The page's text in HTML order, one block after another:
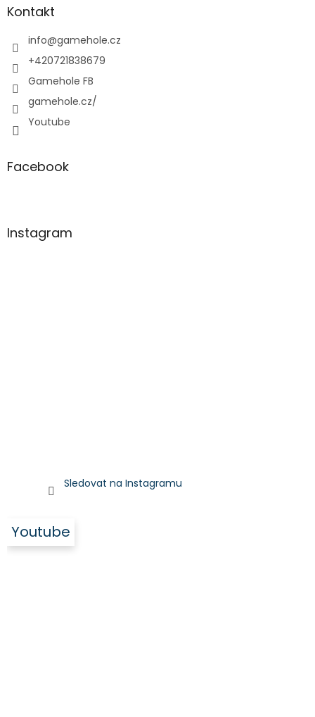
aKontakt
info@gamehole.cz
+420721838679
Gamehole FB
gamehole.cz/
Youtube
Facebook
Instagram
Sledovat na Instagramu
Youtube